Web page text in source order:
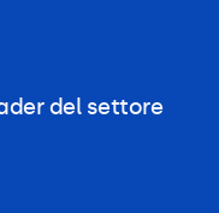
del settore